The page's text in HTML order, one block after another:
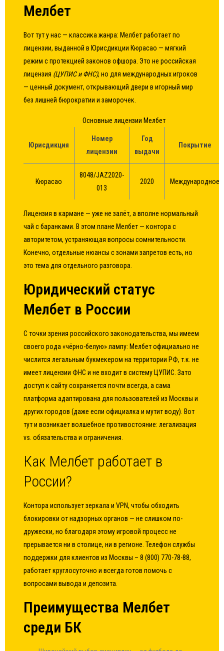
Мелбет
Вот тут у нас — классика жанра: Мелбет работает по
лицензии, выданной в Юрисдикции Кюрасао — мягкий
режим с протекцией законов офшора. Это не российская
лицензия (ЦУПИС и ФНС), но для международных игроков
— ценный документ, открывающий двери в игорный мир
без лишней бюрократии и заморочек.
Основные лицензии Мелбет
Юрисдикция
Номер
лицензии
Год
выдачи
Покрытие
Кюрасао
8048/JAZ2020-
013
2020 Международное
Лицензия в кармане — уже не залёт, а вполне нормальный
чай с баранками. В этом плане Мелбет — контора с
авторитетом, устраняющая вопросы сомнительности.
Конечно, отдельные нюансы с зонами запретов есть, но
это тема для отдельного разговора.
Юридический статус
Мелбет в России
С точки зрения российского законодательства, мы имеем
своего рода «чёрно-белую» лампу: Мелбет официально не
числится легальным букмекером на территории РФ, т.к. не
имеет лицензии ФНС и не входит в систему ЦУПИС. Зато
доступ к сайту сохраняется почти всегда, а сама
платформа адаптирована для пользователей из Москвы и
других городов (даже если официалка и мутит воду). Вот
тут и возникает волшебное противостояние: легализация
vs. обязательства и ограничения.
Как Мелбет работает в
России?
Контора использует зеркала и VPN, чтобы обходить
блокировки от надзорных органов — не слишком по-
дружески, но благодаря этому игровой процесс не
прерывается ни в столице, ни в регионе. Телефон службы
поддержки для клиентов из Москвы – 8 (800) 770-78-88,
работает круглосуточно и всегда готов помочь с
вопросами вывода и депозита.
Преимущества Мелбет
среди БК